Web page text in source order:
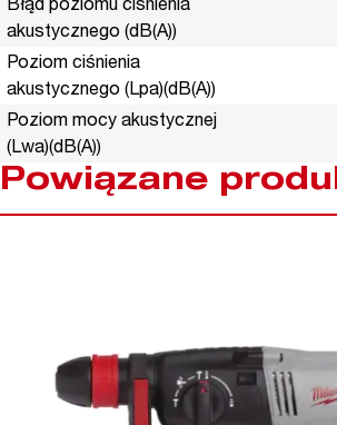
Błąd poziomu ciśnienia
akustycznego (dB(A))
Poziom ciśnienia
akustycznego (Lpa)(dB(A))
Poziom mocy akustycznej
(Lwa)(dB(A))
Powiązane